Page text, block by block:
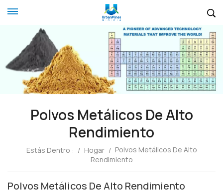
Polvos Metálicos De Alto
Rendimiento
Estás Dentro : / Hogar / Polvos Metálicos De Alto
Rendimiento
Polvos Metálicos De Alto Rendimiento